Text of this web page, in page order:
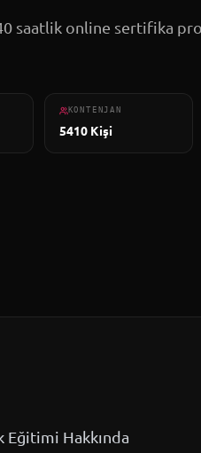
saatlik online sertifika
KONTENJAN
5410Kişi
Eğitimi Hakkında